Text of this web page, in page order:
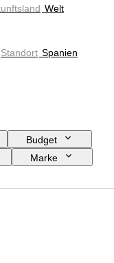
Welt
Standort Spanien
Budget
Marke